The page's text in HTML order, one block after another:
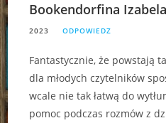
Bookendorfina
2023
ODPOWIEDZ
Fantastycznie, że powstają
dla młodych czytelników
wcale nie tak łatwą do
pomoc podczas rozmów z